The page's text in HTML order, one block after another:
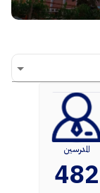
المدرسين
482